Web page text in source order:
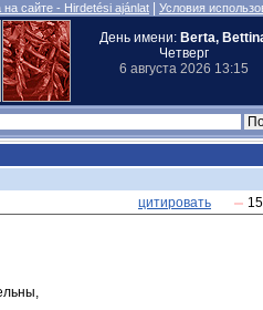
на сайте - Hirdetési ajánlat Условия
День имени: Berta,
Четверг
6 августа 2026 13:15
цитировать
15